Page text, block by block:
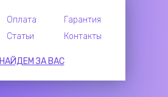
Оплата
Гарантия
Статьи Контакты
НАЙДЕМ ЗА ВАС